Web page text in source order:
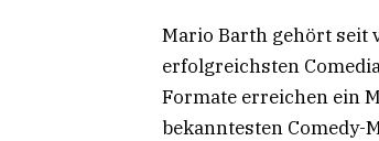
Mario Barth gehört seit
erfolgreichsten
Formate erreichen ein
bekanntesten Comedy-